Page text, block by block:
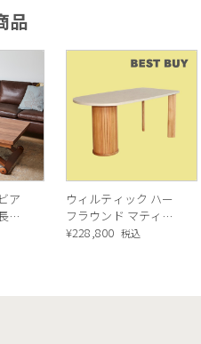
デザインはイタリアのデザインスタ
Pocciと Claudio Dondoliによって設
イニングチェアからソファ、スツ
な素材や技術について学び、
シートのカラーはP94マットホワイ
イエロー。光沢を抑えたくすみカラ
ーンのモダンなお部屋に白黒、アク
品
ア
・
ウィルティック ハー
フラウンド マティエ
ラ塗装 ダイニングテ
¥228,800 税込